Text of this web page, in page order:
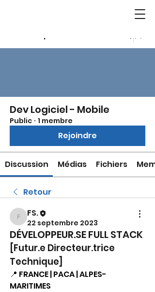
Dev Logiciel - Mobile
Public · 1 membre
Rejoindre
Discussion Médias Fichiers
Retour
FS.
FS.
22 septembre 2023
DÉVELOPPEUR.SE FULL STACK
[Futur.e Directeur.trice
Technique]
📍 FRANCE | PACA | ALPES-
MARITIMES